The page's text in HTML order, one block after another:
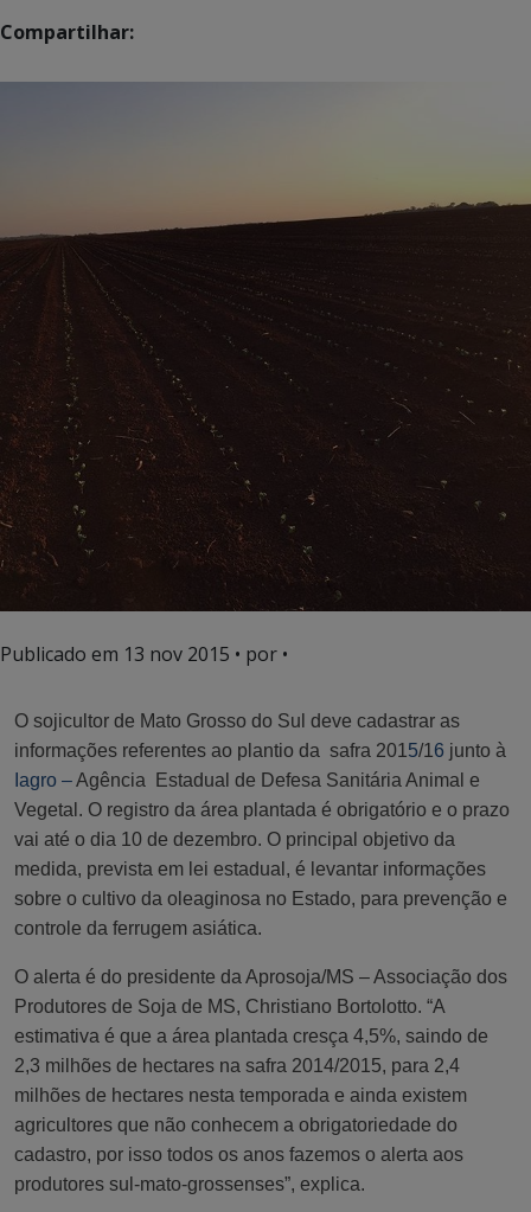
Compartilhar:
Publicado em 13 nov 2015 • por •
O sojicultor de Mato Grosso do Sul deve cadastrar as
informações referentes ao plantio da safra 201 5/1 6 junto à
Iagro –Agência Estadual de Defesa Sanitária Animal e
Vegetal. O registro da área plantada é obrigatório e o prazo
vai até o dia 10 de dezembro. O principal objetivo da
medida, prevista em lei estadual, é levantar informações
sobre o cultivo da oleaginosa no Estado, para prevenção e
controle da ferrugem asiática.
O alerta é do presidente da Aprosoja/MS – Associação dos
Produtores de Soja de MS, Christiano Bortolotto. “A
estimativa é que a área plantada cresça 4,5%, saindo de
2,3 milhões de hectares na safra 2014/2015, para 2,4
milhões de hectares nesta temporada e ainda existem
agricultores que não conhecem a obrigatoriedade do
cadastro, por isso todos os anos fazemos o alerta aos
produtores sul-mato-grossenses”, explica.